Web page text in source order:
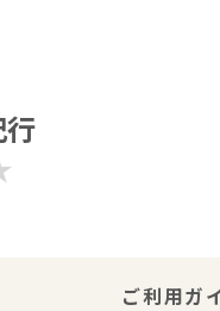
ご利用ガ